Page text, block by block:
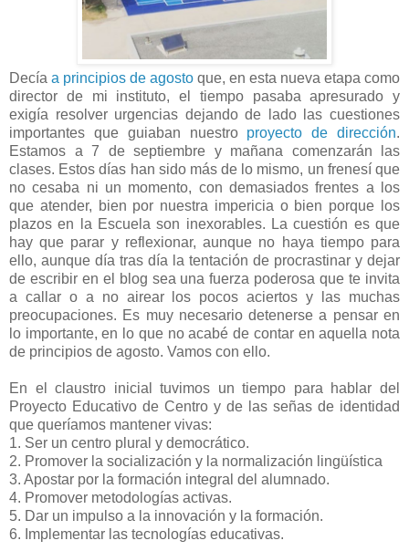
Decía a principios de agosto que, en esta nueva etapa como
director de mi instituto, el tiempo pasaba apresurado y
exigía resolver urgencias dejando de lado las cuestiones
importantes que guiaban nuestro proyecto de dirección.
Estamos a 7 de septiembre y mañana comenzarán las
clases. Estos días han sido más de lo mismo, un frenesí que
no cesaba ni un momento, con demasiados frentes a los
que atender, bien por nuestra impericia o bien porque los
plazos en la Escuela son inexorables. La cuestión es que
hay que parar y reflexionar, aunque no haya tiempo para
ello, aunque día tras día la tentación de procrastinar y dejar
de escribir en el blog sea una fuerza poderosa que te invita
a callar o a no airear los pocos aciertos y las muchas
preocupaciones. Es muy necesario detenerse a pensar en
lo importante, en lo que no acabé de contar en aquella nota
de principios de agosto. Vamos con ello.
En el claustro inicial tuvimos un tiempo para hablar del
Proyecto Educativo de Centro y de las señas de identidad
que queríamos mantener vivas:
1. Ser un centro plural y democrático.
2. Promover la socialización y la normalización lingüística
3. Apostar por la formación integral del alumnado.
4. Promover metodologías activas.
5. Dar un impulso a la innovación y la formación.
6. Implementar las tecnologías educativas.